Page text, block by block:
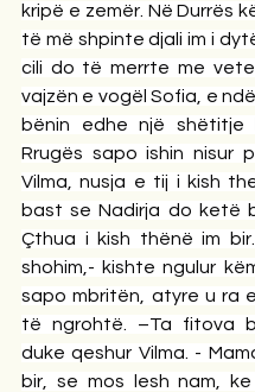
kripë e zemër. Në Durrës
të më shpinte djali im i
cili do të merrte me
vajzën e vogël Sofia, e
bënin edhe një shëtitje
Rrugës sapo ishin nisur
Vilma, nusja e tij i kish
bast se Nadirja do ketë
Çthua i kish thënë im
shohim,- kishte ngulur
sapo mbritën, atyre u ra
të ngrohtë. –Ta fitova
duke qeshur Vilma. -
bir, se mos lesh nam,